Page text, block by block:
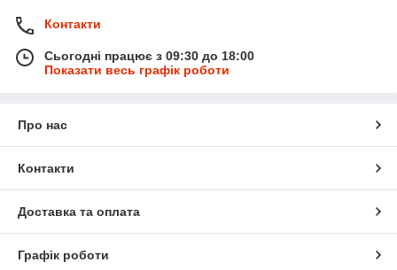
Контакти
Сьогодні працює з 09:30 до 18:00
Показати весь графік роботи
Про нас
Контакти
Доставка та оплата
Графік роботи